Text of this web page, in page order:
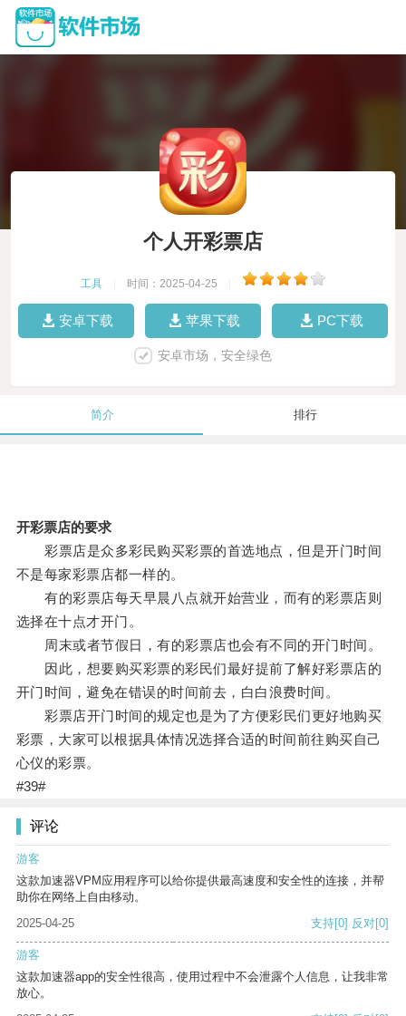
个人开彩票店
工具 时间：2025-04-25
安卓下载 苹果下载 PC下载
安卓市场，安全绿色
简介 排行
开彩票店的要求
彩票店是众多彩民购买彩票的首选地点，但是开门时间
不是每家彩票店都一样的。
有的彩票店每天早晨八点就开始营业，而有的彩票店则
选择在十点才开门。
周末或者节假日，有的彩票店也会有不同的开门时间。
因此，想要购买彩票的彩民们最好提前了解好彩票店的
开门时间，避免在错误的时间前去，白白浪费时间。
彩票店开门时间的规定也是为了方便彩民们更好地购买
彩票，大家可以根据具体情况选择合适的时间前往购买自己
心仪的彩票。
#39#
评论
游客
这款加速器VPM应用程序可以给你提供最高速度和安全性的连接，并帮
助你在网络上自由移动。
2025-04-25
支持[0] 反对[0]
游客
这款加速器app的安全性很高，使用过程中不会泄露个人信息，让我非常
放心。